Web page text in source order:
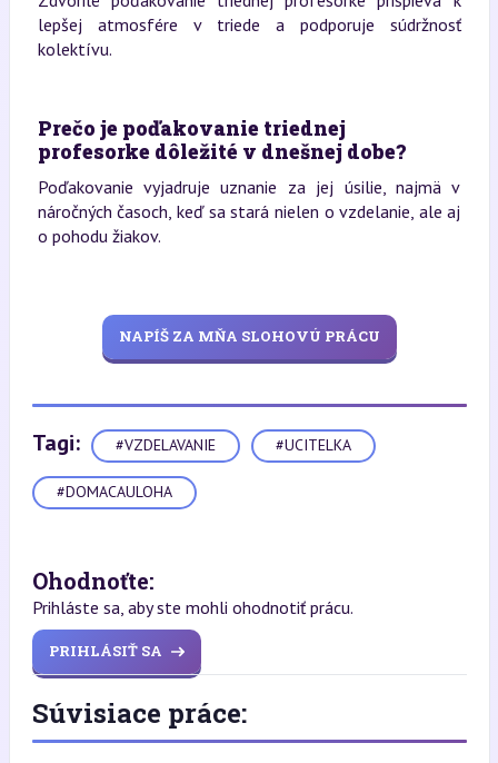
lepšej atmosfére v triede a podporuje súdržnosť
kolektívu.
Prečo je poďakovanie triednej
profesorke dôležité v dnešnej dobe?
Poďakovanie vyjadruje uznanie za jej úsilie, najmä v
náročných časoch, keď sa stará nielen o vzdelanie, ale aj
o pohodu žiakov.
NAPÍŠ ZA MŇA SLOHOVÚ PRÁCU
Tagi: #VZDELAVANIE #UCITELKA
#DOMACAULOHA
Ohodnoťte:
Prihláste sa, aby ste mohli ohodnotiť prácu.
PRIHLÁSIŤ SA
Súvisiace práce: